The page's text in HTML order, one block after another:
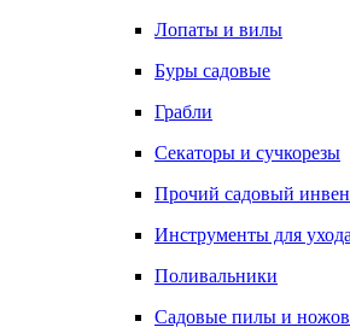
Лопаты и вилы
Буры садовые
Грабли
Секаторы и сучкорезы
Прочий садовый
Инструменты для
Поливальники
Садовые пилы и